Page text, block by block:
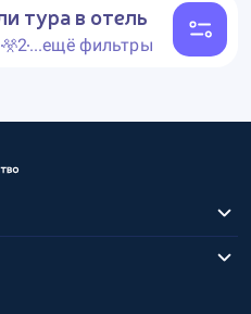
тура в отель
2...ещё фильтры